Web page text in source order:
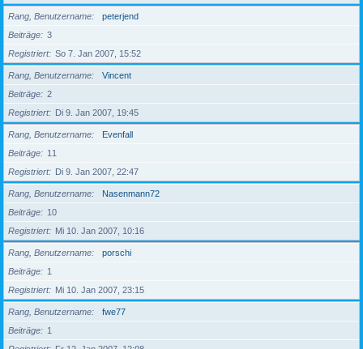
Rang, Benutzername
peterjend
Beiträge
3
Registriert
So 7. Jan 2007, 15:52
Rang, Benutzername
Vincent
Beiträge
2
Registriert
Di 9. Jan 2007, 19:45
Rang, Benutzername
Evenfall
Beiträge
11
Registriert
Di 9. Jan 2007, 22:47
Rang, Benutzername
Nasenmann72
Beiträge
10
Registriert
Mi 10. Jan 2007, 10:16
Rang, Benutzername
porschi
Beiträge
1
Registriert
Mi 10. Jan 2007, 23:15
Rang, Benutzername
fwe77
Beiträge
1